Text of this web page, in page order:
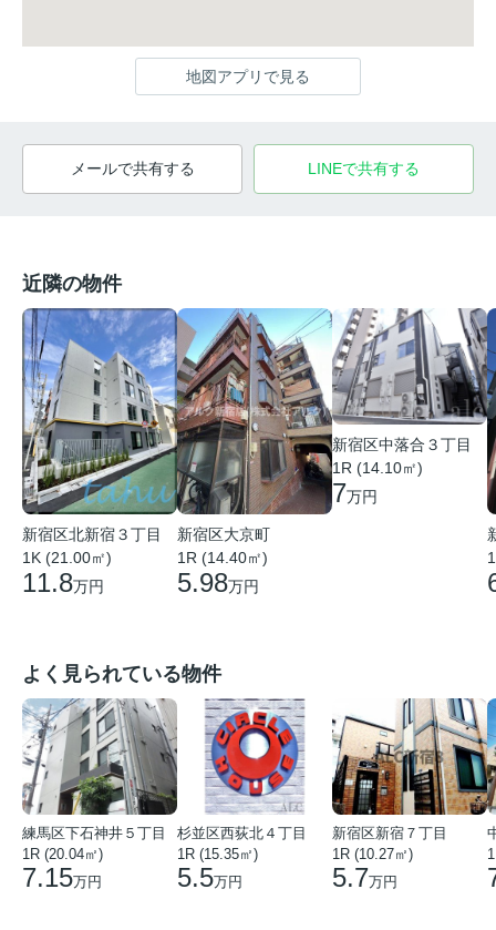
地図アプリで見る
メールで共有する LINEで共有する
近隣の物件
新宿区北新宿３丁目
1K (21.00㎡)
11.8万円
新宿区大京町
1R (14.40㎡)
5.98万円
新宿区中落合３丁目
1R (14.10㎡)
7万円
よく見られている物件
練馬区下石神井５丁目
1R (20.04㎡)
7.15万円
杉並区西荻北４丁目
1R (15.35㎡)
5.5万円
新宿区新宿７丁目
1R (10.27㎡)
5.7万円